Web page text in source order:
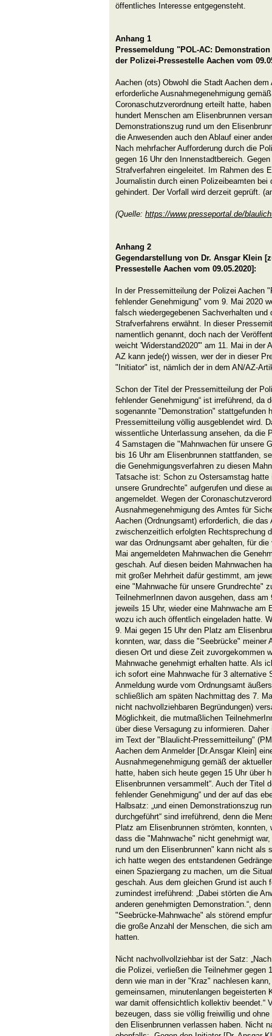
öffentliches Interesse entgegensteht.
Anhang 1
Pressemeldung "POL-AC:
der Polizei-Pressestelle Aachen vom
Aachen (ots) Obwohl die Stadt Aachen
erforderliche Ausnahmegenehmigung
Coronaschutzverordnung erteilt hatte,
hundert Menschen am Elisenbrunnen
Demonstrationszug rund um den
die Anwesenden auch den Ablauf einer
Nach mehrfacher Aufforderung durch die
gegen 16 Uhr den Innenstadtbereich.
Strafverfahren eingeleitet. Im Rahmen des
Journalistin durch einen Polizeibeamten bei
gehindert. Der Vorfall wird derzeit geprüft.
(Quelle: https://www.presseportal.de/
Anhang 2
Gegendarstellung von Dr. Ansgar Klein
Pressestelle Aachen vom 09.05.2020]:
In der Pressemitteilung der Polizei Aachen
fehlender Genehmigung" vom 9. Mai 2020
falsch wiedergegebenen Sachverhalten und
Strafverfahrens erwähnt. In dieser
namentlich genannt, doch nach der
weicht 'Widerstand2020'" am 11. Mai in der
AZ kann jede(r) wissen, wer der in dieser
"Initiator" ist, nämlich der in dem AN/AZ-
Schon der Titel der Pressemitteilung der
fehlender Genehmigung“ ist irreführend, da
sogenannte "Demonstration" stattgefunden
Pressemitteilung völlig ausgeblendet wird.
wissentliche Unterlassung ansehen, da die
4 Samstagen die "Mahnwachen für unsere
bis 16 Uhr am Elisenbrunnen stattfanden,
die Genehmigungsverfahren zu diesen
Tatsache ist: Schon zu Ostersamstag hatte
unsere Grundrechte" aufgerufen und diese
angemeldet. Wegen der
Ausnahmegenehmigung des Amtes für
Aachen (Ordnungsamt) erforderlich, die
zwischenzeitlich erfolgten Rechtsprechung
war das Ordnungsamt aber gehalten, für
Mai angemeldeten Mahnwachen die
geschah. Auf diesen beiden Mahnwachen
mit großer Mehrheit dafür gestimmt, am
eine "Mahnwache für unsere Grundrechte"
TeilnehmerInnen davon ausgehen, dass
jeweils 15 Uhr, wieder eine Mahnwache am
wozu ich auch öffentlich eingeladen hatte.
9. Mai gegen 15 Uhr den Platz am
konnten, war, dass die "Seebrücke" meiner
diesen Ort und diese Zeit zuvorgekommen
Mahnwache genehmigt erhalten hatte. Als
ich sofort eine Mahnwache für 3 alternative
Anmeldung wurde vom Ordnungsamt
schließlich am späten Nachmittag des 7.
nicht nachvollziehbaren Begründungen)
Möglichkeit, die mutmaßlichen
über diese Versagung zu informieren.
im Text der "Blaulicht-Pressemitteilung"
Aachen dem Anmelder [Dr.Ansgar Klein]
Ausnahmegenehmigung gemäß der
hatte, haben sich heute gegen 15 Uhr über
Elisenbrunnen versammelt“. Auch der Titel
fehlender Genehmigung“ und der auf das
Halbsatz: „und einen Demonstrationszug
durchgeführt“ sind irreführend, denn die
Platz am Elisenbrunnen strömten,
dass die "Mahnwache" nicht genehmigt
rund um den Elisenbrunnen" kann nicht als
ich hatte wegen des entstandenen
einen Spaziergang zu machen, um die
geschah. Aus dem gleichen Grund ist auch
zumindest irreführend: „Dabei störten die
anderen genehmigten Demonstration.“,
"Seebrücke-Mahnwache" als störend
die große Anzahl der Menschen, die sich
hatten.
Nicht nachvollvollziehbar ist der Satz:
die Polizei, verließen die Teilnehmer gegen
denn wie man in der "Kraz" nachlesen
gemeinsamen, minutenlangen begeisterten
war damit offensichtlich kollektiv beendet.“
bezeugen, dass sie völlig freiwillig und ohne
den Elisenbrunnen verlassen haben. Nicht